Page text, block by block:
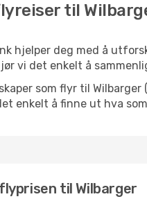
til
hjelper deg med å
vi det enkelt å
som flyr til
enkelt å finne ut hva
til Wilbarger